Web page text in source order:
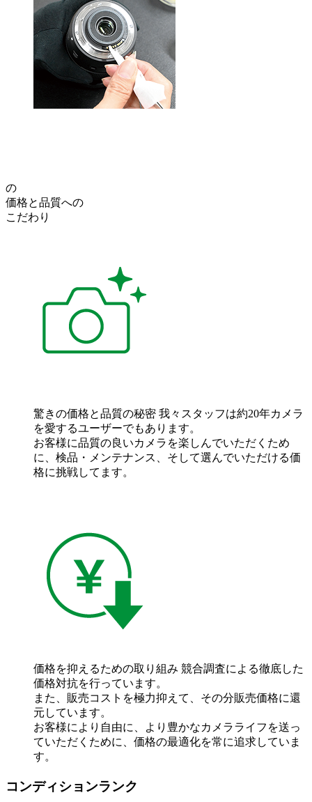
の
価格と品質への
こだわり
驚きの価格と品質の秘密 我々スタッフは約20年カメラ
を愛するユーザーでもあります。
お客様に品質の良いカメラを楽しんでいただくため
に、検品・メンテナンス、そして選んでいただける価
格に挑戦してます。
価格を抑えるための取り組み 競合調査による徹底した
価格対抗を行っています。
また、販売コストを極力抑えて、その分販売価格に還
元しています。
お客様により自由に、より豊かなカメラライフを送っ
ていただくために、価格の最適化を常に追求していま
す。
コンディションランク